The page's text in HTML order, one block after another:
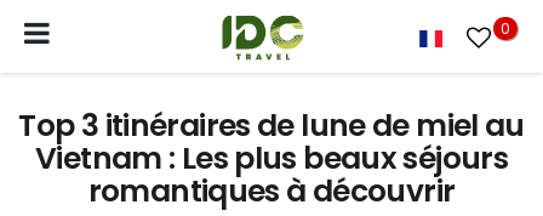
0
Top 3 itinéraires de lune de miel au
Vietnam : Les plus beaux séjours
romantiques à découvrir